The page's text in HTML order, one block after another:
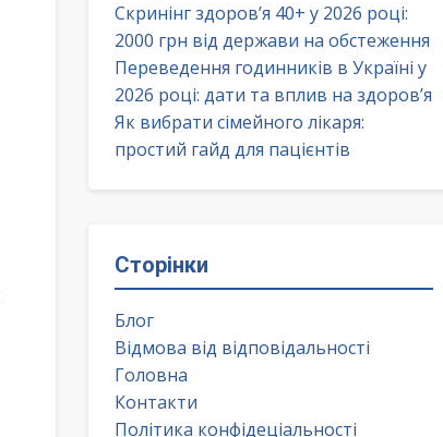
Скринінг здоров’я 40+ у 2026 році:
2000 грн від держави на обстеження
Переведення годинників в Україні у
2026 році: дати та вплив на здоров’я
Як вибрати сімейного лікаря:
простий гайд для пацієнтів
Сторінки
Блог
Відмова від відповідальності
Головна
Контакти
Політика конфідеціальності